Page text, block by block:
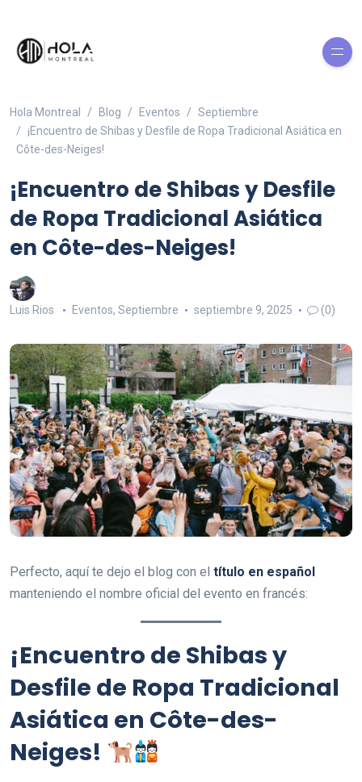
Hola Montreal Blog Eventos
Septiembre
¡Encuentro de Shibas y Desfile de Ropa Tradicional Asiática en
Côte-des-Neiges!
¡Encuentro de Shibas y Desfile
de Ropa Tradicional Asiática
en Côte-des-Neiges!
Luis Rios Eventos, Septiembre septiembre 9, 2025 (0)
Perfecto, aquí te dejo el blog con el título en español
manteniendo el nombre oficial del evento en francés:
¡Encuentro de Shibas y
Desfile de Ropa Tradicional
Asiática en Côte-des-
Neiges!